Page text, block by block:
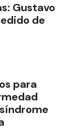
Gustavo
de
para